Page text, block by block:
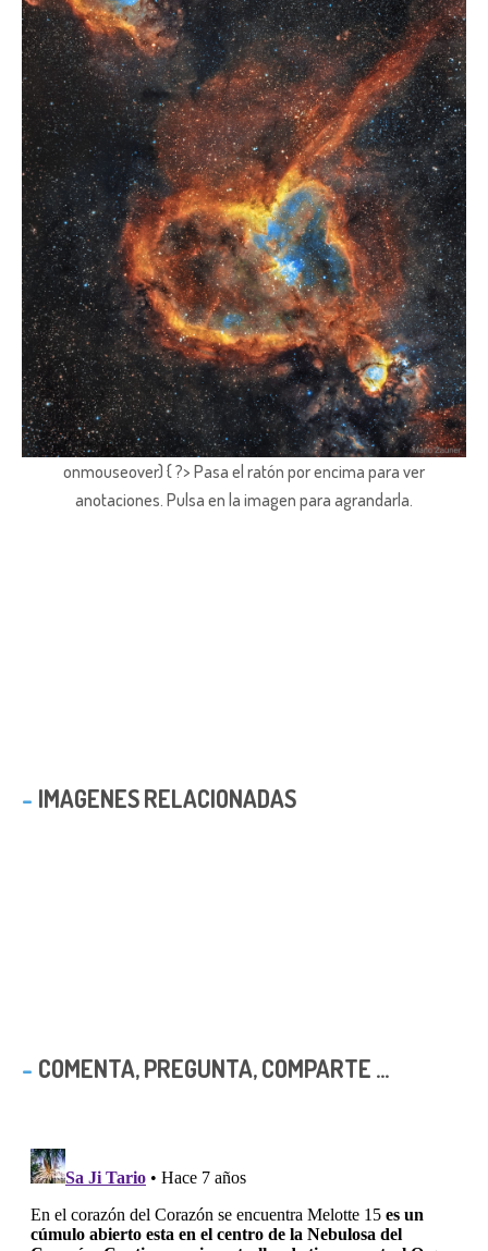
onmouseover) { ?> Pasa el ratón por encima para ver
anotaciones. Pulsa en la imagen para agrandarla.
IMAGENES RELACIONADAS
COMENTA, PREGUNTA, COMPARTE ...